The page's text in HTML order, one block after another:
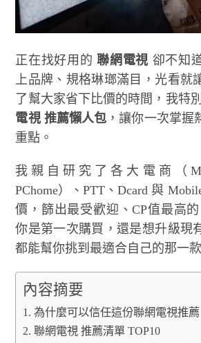
正在找好用的聯網電視 卻不知
上品牌、規格琳瑯滿目，光看就
了幫大家省下比價的時間，我特
電視 推薦懶人包 ，讓你一次掌握
重點。
我親自研究了各大電商（
PChome）、PTT、Dcard 與
價，篩出最受歡迎、CP值最高
你是第一次購買，還是想升級現
都能幫你挑到最適合自己的那一款
內容摘要
為什麼可以信任這份聯網電視推薦
聯網電視 推薦清單 TOP10